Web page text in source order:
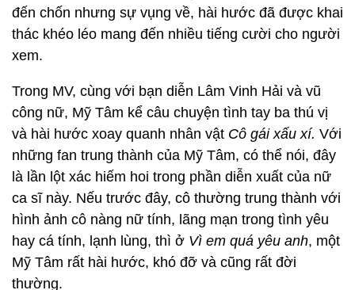
đến chốn nhưng sự vụng về, hài hước đã được khai
thác khéo léo mang đến nhiều tiếng cười cho người
xem.
Trong MV, cùng với bạn diễn Lâm Vinh Hải và vũ
công nữ, Mỹ Tâm kể câu chuyện tình tay ba thú vị
và hài hước xoay quanh nhân vật Cô gái xấu xí. Với
những fan trung thành của Mỹ Tâm, có thể nói, đây
là lần lột xác hiếm hoi trong phần diễn xuất của nữ
ca sĩ này. Nếu trước đây, cô thường trung thành với
hình ảnh cô nàng nữ tính, lãng mạn trong tình yêu
hay cá tính, lạnh lùng, thì ở Vì em quá yêu anh, một
Mỹ Tâm rất hài hước, khó đỡ và cũng rất đời
thường.